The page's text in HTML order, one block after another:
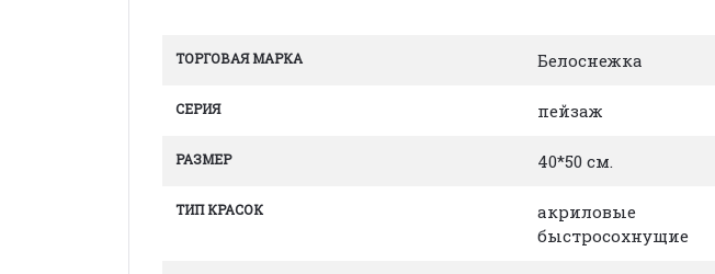
ТОРГОВАЯ МАРКА Белоснежка
СЕРИЯ пейзаж
РАЗМЕР 40*50 см.
ТИП КРАСОК
акриловые
быстросохнущие